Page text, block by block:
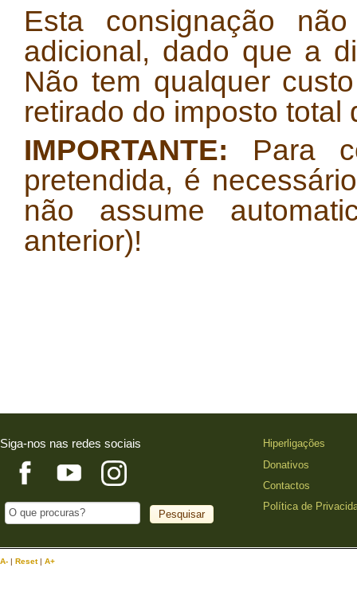
Esta consignação
adicional, dado que a
Não tem qualquer
retirado do imposto
IMPORTANTE: Para
pretendida, é
não assume
anterior)!
Siga-nos nas redes sociais
Hiperligações
Donativos
Contactos
Política de
A- | Reset| A+